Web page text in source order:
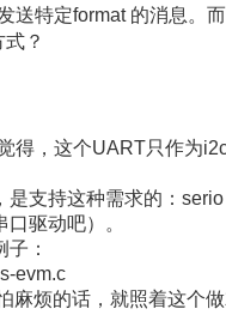
送特定format 的消息。
？
得，这个UART只作为
是支持这种需求的：
口驱动吧）。
：
evm.c
麻烦的话，就照着这个